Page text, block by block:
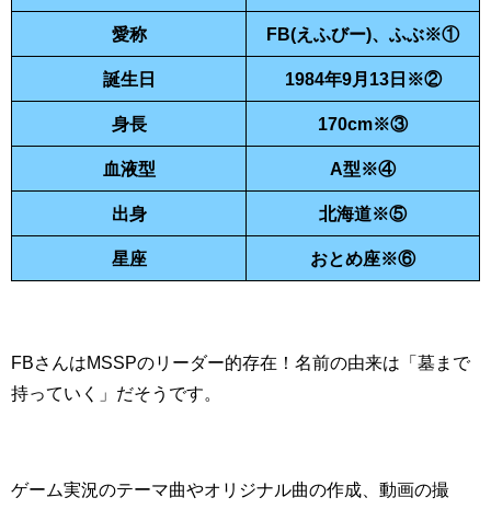
愛称 FB(えふびー)、ふぶ※①
誕生日 1984年9月13日※②
身長 170cm※③
血液型 A型※④
出身 北海道※⑤
星座 おとめ座※⑥
FBさんはMSSPのリーダー的存在！名前の由来は「墓まで
持っていく」だそうです。
ゲーム実況のテーマ曲やオリジナル曲の作成、動画の撮